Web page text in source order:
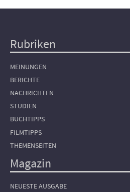
Hauptnavigation
Rubriken
MEINUNGEN
BERICHTE
NACHRICHTEN
STUDIEN
BUCHTIPPS
FILMTIPPS
THEMENSEITEN
Magazin
NEUESTE AUSGABE